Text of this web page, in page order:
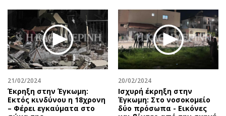
Θέατρο-Χορός
Μουσική
Εικαστικά
Βιβλίο
Χειρόγραφα
Podcasts
Uncut
Προσφορές
Προσωπικότητες στην ''Κ''
Επιστολές
21/02/2024
Έκρηξη στην Έγκωμη:
Εκτός κινδύνου η 18χρονη
– Φέρει εγκαύματα στο
20/02/2024
Ισχυρή έκρηξη στην
Έγκωμη: Στο νοσοκομείο
δύο πρόσωπα - Εικόνες